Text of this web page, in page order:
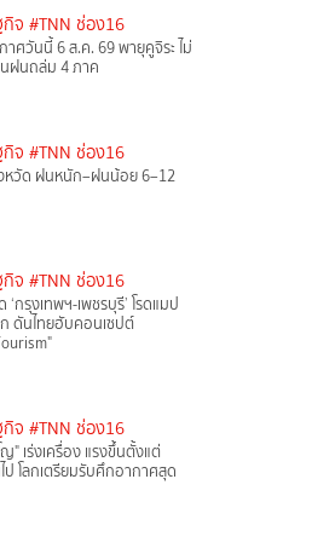
กิจ #TNN ช่อง16
ศวันนี้ 6 ส.ค. 69 พายุคูจิระ ไม่
นฝนถล่ม 4 ภาค
กิจ #TNN ช่อง16
หวัด ฝนหนัก–ฝนน้อย 6–12
กิจ #TNN ช่อง16
กรุงเทพฯ-เพชรบุรี’ โรดแมป
ก ดันไทยฮับคอนเซปต์
กิจ #TNN ช่อง16
ญ" เร่งเครื่อง แรงขึ้นตั้งแต่
ป โลกเตรียมรับศึกอากาศสุด